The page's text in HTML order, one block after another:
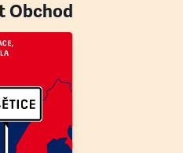
Obchod